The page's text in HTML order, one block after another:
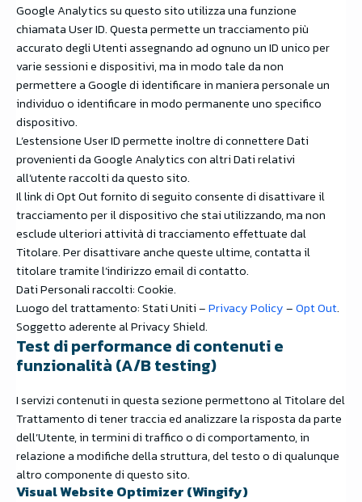
Google Analytics su questo sito utilizza una funzione
chiamata User ID. Questa permette un tracciamento più
accurato degli Utenti assegnando ad ognuno un ID unico per
varie sessioni e dispositivi, ma in modo tale da non
permettere a Google di identificare in maniera personale un
individuo o identificare in modo permanente uno specifico
dispositivo.
L’estensione User ID permette inoltre di connettere Dati
provenienti da Google Analytics con altri Dati relativi
all’utente raccolti da questo sito.
Il link di Opt Out fornito di seguito consente di disattivare il
tracciamento per il dispositivo che stai utilizzando, ma non
esclude ulteriori attività di tracciamento effettuate dal
Titolare. Per disattivare anche queste ultime, contatta il
titolare tramite l’indirizzo email di contatto.
Dati Personali raccolti: Cookie.
Luogo del trattamento: Stati Uniti –Privacy Policy–Opt Out.
Soggetto aderente al Privacy Shield.
Test di performance di contenuti e
funzionalità (A/B testing)
I servizi contenuti in questa sezione permettono al Titolare del
Trattamento di tener traccia ed analizzare la risposta da parte
dell’Utente, in termini di traffico o di comportamento, in
relazione a modifiche della struttura, del testo o di qualunque
altro componente di questo sito.
Visual Website Optimizer (Wingify)